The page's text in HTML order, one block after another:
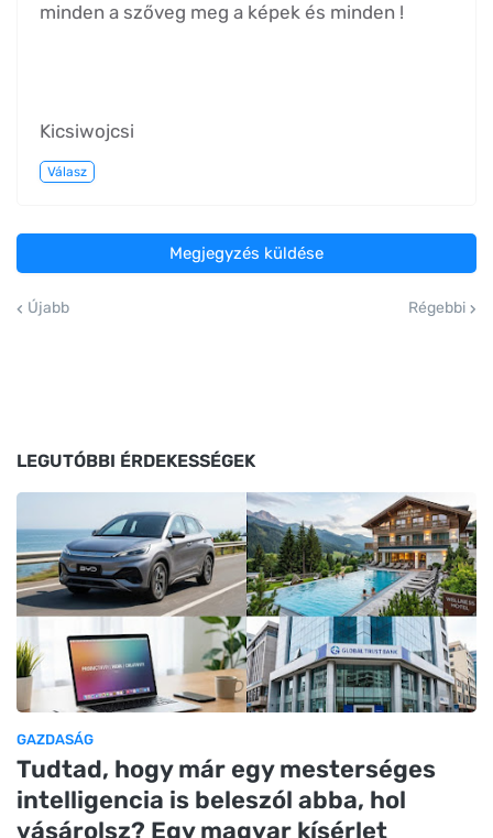
minden a szőveg meg a képek és minden !
Kicsiwojcsi
Válasz
Megjegyzés küldése
Újabb Régebbi
LEGUTÓBBI ÉRDEKESSÉGEK
GAZDASÁG
Tudtad, hogy már egy mesterséges
intelligencia is beleszól abba, hol
vásárolsz? Egy magyar kísérlet